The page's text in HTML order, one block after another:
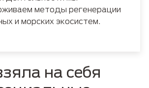
методы регенерации
и морских экосистем.
на себя